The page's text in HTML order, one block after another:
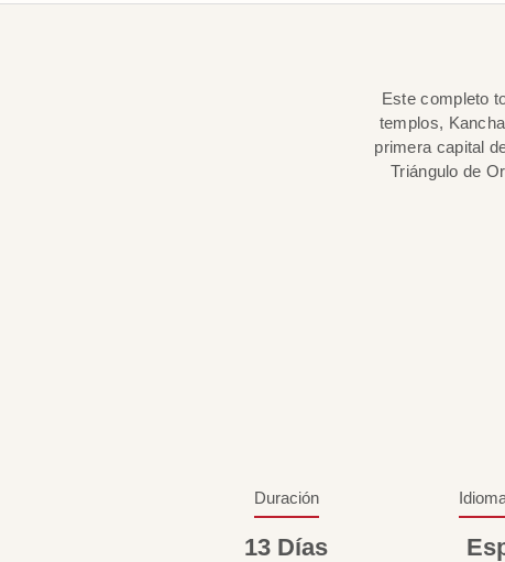
Este completo
templos,
primera capital
Triángulo de
Duración
13 Días